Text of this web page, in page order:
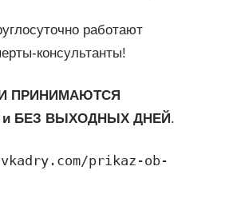
работают
консультанты!
ПРИНИМАЮТСЯ
и БЕЗ ВЫХОДНЫХ ДНЕЙ .
prikaz-ob-